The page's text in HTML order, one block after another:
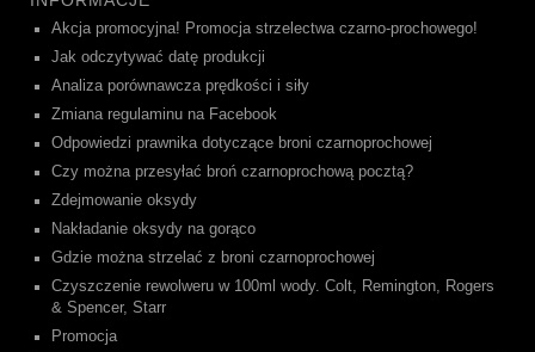
Akcja promocyjna! Promocja strzelectwa czarno-prochowego!
Jak odczytywać datę produkcji
Analiza porównawcza prędkości i siły
Zmiana regulaminu na Facebook
Odpowiedzi prawnika dotyczące broni czarnoprochowej
Czy można przesyłać broń czarnoprochową pocztą?
Zdejmowanie oksydy
Nakładanie oksydy na gorąco
Gdzie można strzelać z broni czarnoprochowej
Czyszczenie rewolweru w 100ml wody. Colt, Remington, Rogers
& Spencer, Starr
Promocja